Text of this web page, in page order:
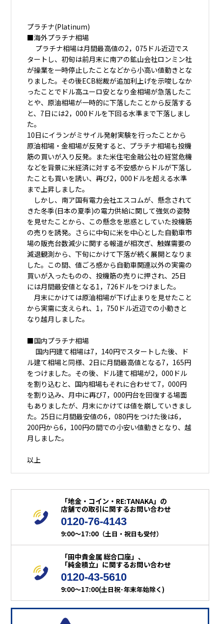
プラチナ(Platinum)
■海外プラチナ相場
プラチナ相場は月間最高値の2，075ドル近辺でス
タートし、初旬は前月末に南アの鉱山会社ロンミン社
が操業を一時停止したことなどから小高い値動きとな
りました。その後ECB総裁が追加利上げを示唆しなか
ったことでドル高ユーロ安となり金相場が急落したこ
とや、原油相場が一時的に下落したことから反落する
と、7日には2，000ドルを下回る水準まで下落しまし
た。
10日にイランがミサイル発射実験を行ったことから
原油相場・金相場が反発すると、プラチナ相場も投機
筋の買いが入り反発。また米住宅金融公社の経営危機
などを背景に米経済に対する不安感からドルが下落し
たことも買いを誘い、再び2，000ドルを超える水準
まで上昇しました。
しかし、南ア国有電力会社エスコムが、懸念されて
きた冬季(日本の夏季)の電力供給に関して強気の姿勢
を見せたことから、この懸念を思惑としていた投機筋
の売りを誘発。さらに中旬に米を中心とした自動車市
場の販売台数減少に関する報道が相次ぎ、触媒需要の
減退観測から、下旬にかけて下落が続く展開となりま
した。この間、値ごろ感から自動車関連以外の実需の
買いが入ったものの、投機筋の売りに押され、25日
には月間最安値となる1，726ドルをつけました。
月末にかけては原油相場が下げ止まりを見せたこと
から実需に支えられ、1，750ドル近辺での小動きと
なり越月しました。
■国内プラチナ相場
国内円建て相場は7，140円でスタートした後、ド
ル建て相場と同様、2日に月間最高値となる7，165円
をつけました。その後、ドル建て相場が2，000ドル
を割り込むと、国内相場もそれに合わせて7，000円
を割り込み、月中に再び7，000円台を回復する場面
もありましたが、月末にかけては値を崩していきまし
た。25日に月間最安値の6，080円をつけた後は6，
200円から6，100円の間での小安い値動きとなり、越
月しました。
以上
「地金・コイン・RE:TANAKA」の
店舗での取引に関するお問い合わせ
0120-76-4143
9:00～17:00（土日・祝日も受付）
「田中貴金属 総合口座」、
「純金積立」に関するお問い合わせ
0120-43-5610
9:00～17:00(土日祝･年末年始除く)